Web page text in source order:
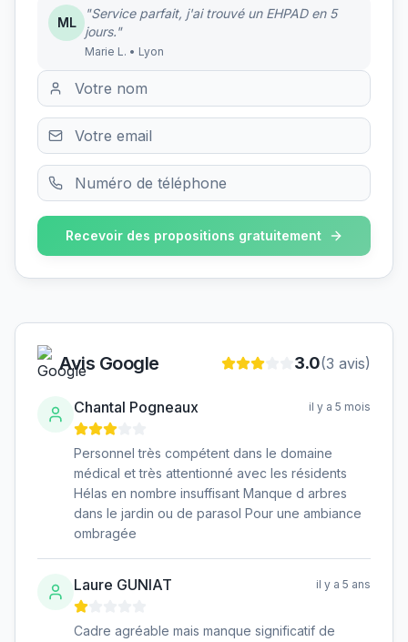
ML
"Service parfait, j'ai trouvé un EHPAD en 5
jours."
Marie L. • Lyon
Recevoir des propositions gratuitement
Avis Google 3.0(3 avis)
Chantal Pogneaux il y a 5 mois
Personnel très compétent dans le domaine
médical et très attentionné avec les résidents
Hélas en nombre insuffisant Manque d arbres
dans le jardin ou de parasol Pour une ambiance
ombragée
Laure GUNIAT il y a 5 ans
Cadre agréable mais manque significatif de